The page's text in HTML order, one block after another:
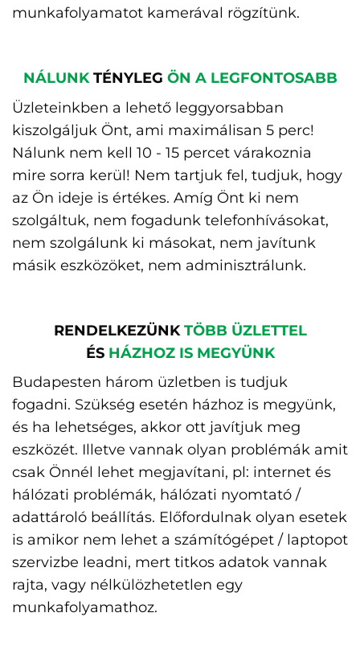
munkafolyamatot kamerával rögzítünk.
NÁLUNKTÉNYLEG ÖN A LEGFONTOSABB
Üzleteinkben a lehető leggyorsabban
kiszolgáljuk Önt, ami maximálisan 5 perc!
Nálunk nem kell 10 - 15 percet várakoznia
mire sorra kerül! Nem tartjuk fel, tudjuk, hogy
az Ön ideje is értékes. Amíg Önt ki nem
szolgáltuk, nem fogadunk telefonhívásokat,
nem szolgálunk ki másokat, nem javítunk
másik eszközöket, nem adminisztrálunk.
RENDELKEZÜNK TÖBB ÜZLETTEL
ÉS HÁZHOZ IS MEGYÜNK
Budapesten három üzletben is tudjuk
fogadni. Szükség esetén házhoz is megyünk,
és ha lehetséges, akkor ott javítjuk meg
eszközét. Illetve vannak olyan problémák amit
csak Önnél lehet megjavítani, pl: internet és
hálózati problémák, hálózati nyomtató /
adattároló beállítás. Előfordulnak olyan esetek
is amikor nem lehet a számítógépet / laptopot
szervizbe leadni, mert titkos adatok vannak
rajta, vagy nélkülözhetetlen egy
munkafolyamathoz.